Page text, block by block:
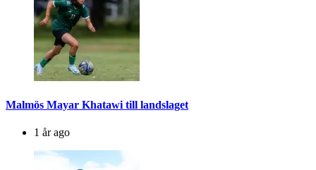
Malmös Mayar Khatawi till landslaget
1 år ago